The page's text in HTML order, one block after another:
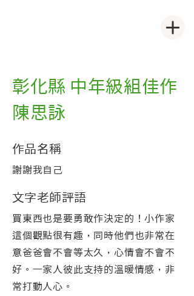
彰化縣 中年級組佳作
陳思詠
作品名稱
謝謝我自己
文字老師評語
買東西也是要勇敢作決定的！小作家
這個觀點很有趣，同時他們也非常在
意爸爸會不會等太久，心情會不會不
好。一家人彼此支持的溫暖情感，非
常打動人心。